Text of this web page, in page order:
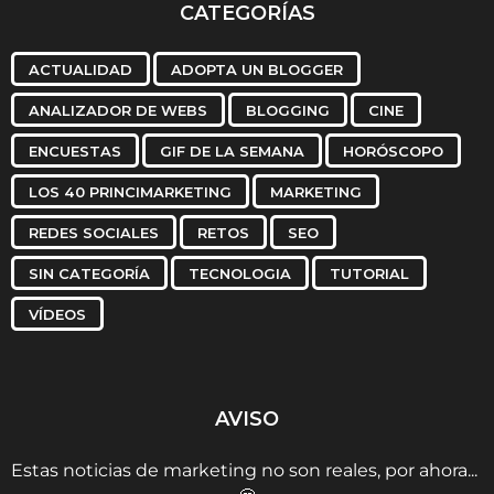
CATEGORÍAS
ACTUALIDAD ADOPTA UN BLOGGER
ANALIZADOR DE WEBS BLOGGING CINE
ENCUESTAS GIF DE LA SEMANA HORÓSCOPO
LOS 40 PRINCIMARKETING MARKETING
REDES SOCIALES RETOS SEO
SIN CATEGORÍA TECNOLOGIA TUTORIAL
VÍDEOS
AVISO
Estas noticias de marketing no son reales, por ahora...